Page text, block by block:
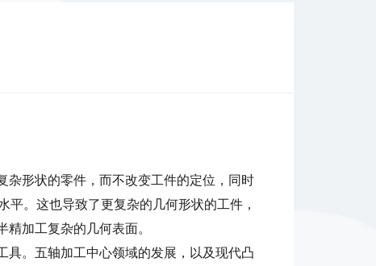
形状的零件，而不改变工件的定位，同时
。这也导致了更复杂的几何形状的工件，
加工复杂的几何表面。
。五轴加工中心领域的发展，以及现代凸